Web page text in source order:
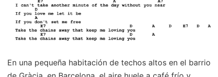
En una pequeña habitación de techos altos en el barrio